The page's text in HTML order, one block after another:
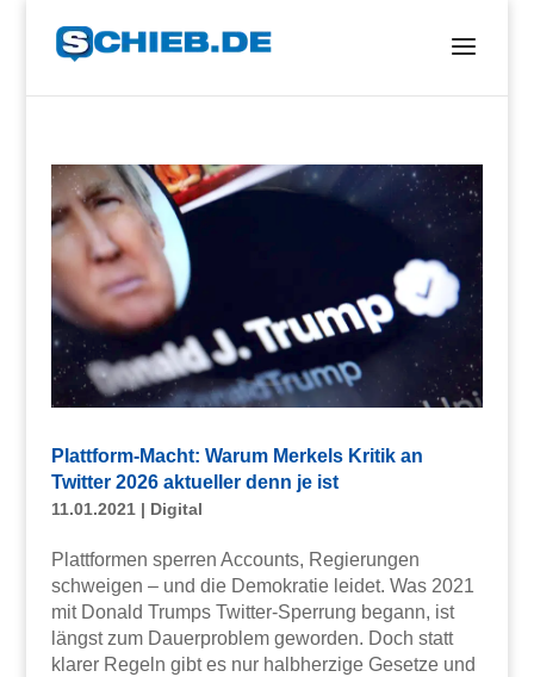
Plattform-Macht: Warum Merkels Kritik an
Twitter 2026 aktueller denn je ist
11.01.2021| Digital
Plattformen sperren Accounts, Regierungen
schweigen – und die Demokratie leidet. Was 2021
mit Donald Trumps Twitter-Sperrung begann, ist
längst zum Dauerproblem geworden. Doch statt
klarer Regeln gibt es nur halbherzige Gesetze und